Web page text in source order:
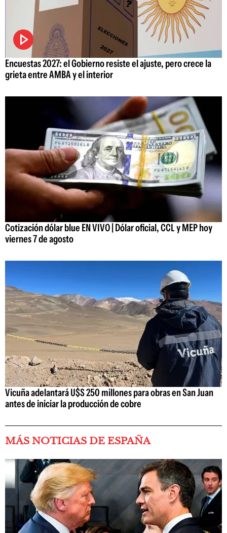
Encuestas 2027: el Gobierno resiste el ajuste, pero crece la
grieta entre AMBA y el interior
Cotización dólar blue EN VIVO | Dólar oficial, CCL y MEP hoy
viernes 7 de agosto
Vicuña adelantará U$S 250 millones para obras en San Juan
antes de iniciar la producción de cobre
MÁS NOTICIAS DE ESPAÑA